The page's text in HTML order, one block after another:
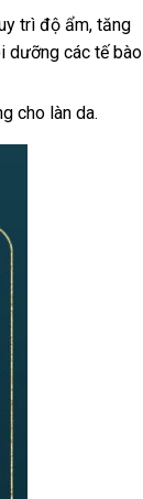
trì độ ẩm, tăng
dưỡng các tế bào
cho làn da.